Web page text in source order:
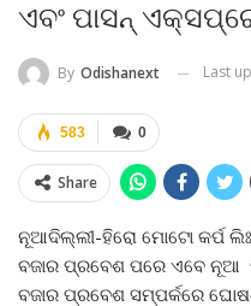
ଏବଂ ପାସନ୍
By Odishanext Last
0
583
Share
ନୂଆଦିଲ୍ଲୀ-ହିରୋ ମୋଟୋ କର୍ପ
ବଜାର ପ୍ରବେଶ ପରେ ଏବେ ନୂଆ
ବଜାର ପ୍ରବେଶ ସମ୍ପର୍କରେ